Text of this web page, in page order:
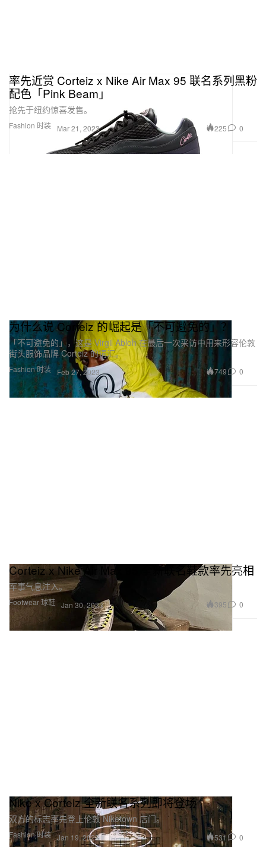
Fashion 时装
率先近赏 Corteiz x Nike Air Max 95 联名系列黑粉
配色「Pink Beam」
抢先于纽约惊喜发售。
Mar 21, 2023 225 0
Fashion 时装
为什么说 Corteiz 的崛起是「不可避免的」？
「不可避免的」，这是 Virgil Abloh 在最后一次采访中用来形容伦敦
街头服饰品牌 Corteiz 的词汇。
Feb 27, 2023 749 0
Footwear 球鞋
Corteiz x Nike Air Max 95 全新联名鞋款率先亮相
军事气息注入。
Jan 30, 2023 395 0
Fashion 时装
Nike x Corteiz 全新联名系列即将登场
双方的标志率先登上伦敦 Niketown 店门。
Jan 19, 2023 531 0